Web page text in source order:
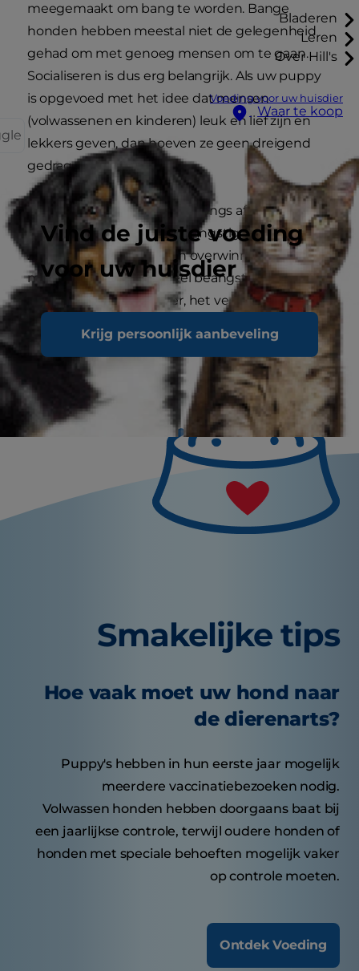
Bladeren
Leren
Over Hill's
Voeding voor uw huisdier
Waar te koop
Vind de juiste voeding
voor uw huisdier
Krijg persoonlijk aanbeveling
meegemaakt om bang te worden. Bange
honden hebben meestal niet de gelegenheid
gehad om met genoeg mensen om te gaan.
Socialiseren is dus erg belangrijk. Als uw puppy
is opgevoed met het idee dat mensen
(volwassenen en kinderen) leuk en lief zijn en
lekkers geven, dan hoeven ze geen dreigend
gedrag te vertonen.
U moet uw puppy ook van jongs af aan
blootstellen aan lawaai en angstige situaties,
zodat hij zijn angsten kan overwinnen. Op die
manier worden eventueel beangstigende
zaken zoals de stofzuiger, het verkeer of de
postbode de gewoonste zaak van de wereld.
Smakelijke tips
Hoe vaak moet uw hond naar
de dierenarts?
Puppy's hebben in hun eerste jaar mogelijk
meerdere vaccinatiebezoeken nodig.
Volwassen honden hebben doorgaans baat bij
een jaarlijkse controle, terwijl oudere honden of
honden met speciale behoeften mogelijk vaker
op controle moeten.
Ontdek Voeding